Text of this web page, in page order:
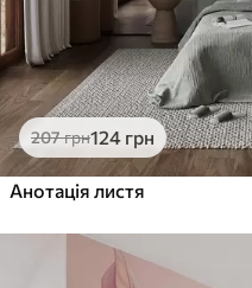
207грн124 грн
Анотація листя